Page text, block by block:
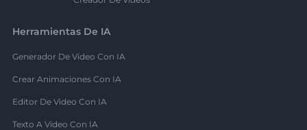
Herramientas De IA
Generador De Video Con IA
Crear Animaciones Con IA
Editor De Video Con IA
Texto A Video Con IA